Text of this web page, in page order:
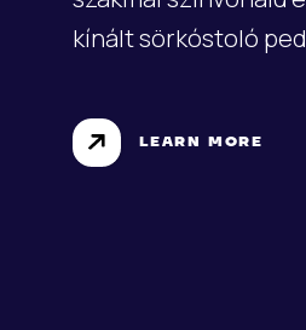
kínált sörkóstoló
LEARN MORE